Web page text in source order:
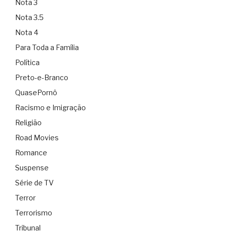
Nota 3
Nota 3.5
Nota 4
Para Toda a Família
Política
Preto-e-Branco
QuasePornô
Racismo e Imigração
Religião
Road Movies
Romance
Suspense
Série de TV
Terror
Terrorismo
Tribunal